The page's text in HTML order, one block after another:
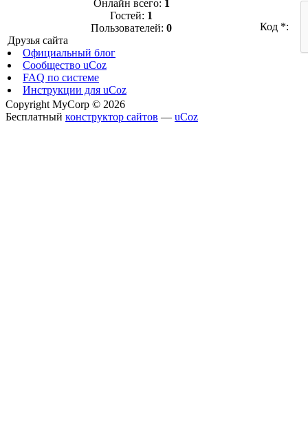
Онлайн всего: 1
Гостей: 1
Пользователей: 0
Друзья сайта
Официальный блог
Сообщество uCoz
FAQ по системе
Инструкции для uCoz
Код *:
Copyright MyCorp © 2026
Бесплатный конструктор сайтов — uCoz